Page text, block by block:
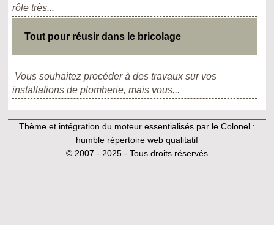
rôle très...
Tout pour réusir dans le bricolage
Vous souhaitez procéder à des travaux sur vos
installations de plomberie, mais vous...
Thème et intégration du moteur essentialisés par le Colonel :
humble répertoire web qualitatif
© 2007 - 2025 - Tous droits réservés